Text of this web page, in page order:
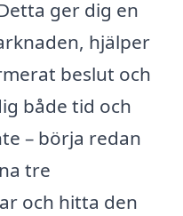
ger dig en
hjälper
beslut och
både tid och
– börja redan
tre
och hitta den